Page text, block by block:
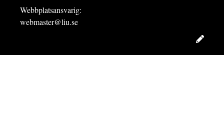
Webbplatsansvarig:
webmaster@liu.se